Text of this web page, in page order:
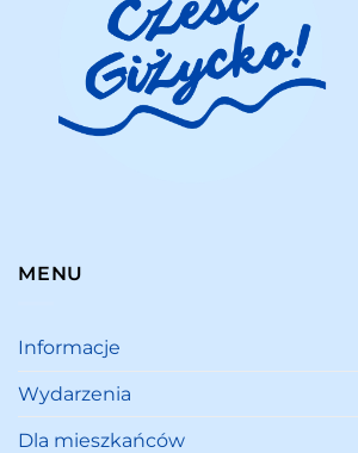
MENU
Informacje
Wydarzenia
Dla mieszkańców